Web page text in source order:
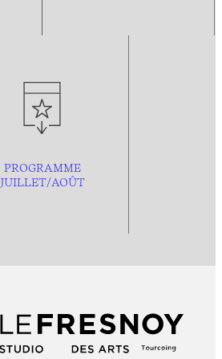
PROGRAMME
JUILLET/AOÛT